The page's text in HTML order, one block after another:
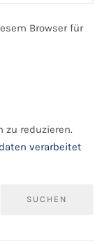
Browser für
zu reduzieren.
verarbeitet